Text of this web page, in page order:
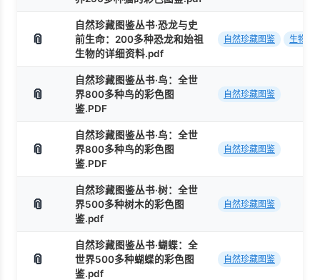
📎
自然珍藏图鉴丛书·恐龙与史
前生命：200多种恐龙和始祖
生物的详细资料.pdf
自然珍藏图鉴 生物
📎
自然珍藏图鉴丛书·鸟：全世
界800多种鸟的彩色图
鉴.PDF
自然珍藏图鉴
📎
自然珍藏图鉴丛书·鸟：全世
界800多种鸟的彩色图
鉴.PDF
自然珍藏图鉴
📎
自然珍藏图鉴丛书·树：全世
界500多种树木的彩色图
鉴.pdf
自然珍藏图鉴
📎
自然珍藏图鉴丛书·蝴蝶：全
世界500多种蝴蝶的彩色图
鉴.pdf
自然珍藏图鉴